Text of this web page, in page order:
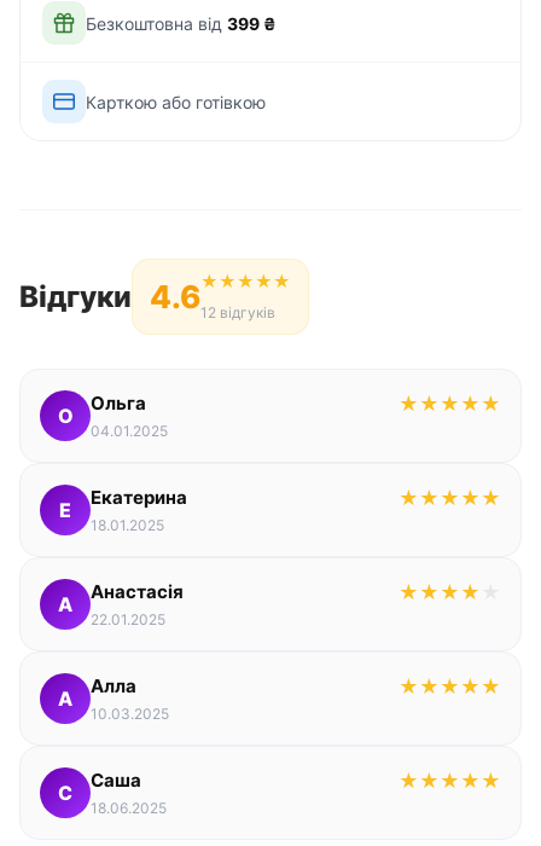
Безкоштовна від 399 ₴
Карткою або готівкою
Відгуки 4.6★★★★★
12 відгуків
О
Ольга ★ ★ ★ ★ ★
04.01.2025
Е
Екатерина ★ ★ ★ ★ ★
18.01.2025
А
Анастасія ★ ★ ★ ★
22.01.2025
А
Алла ★ ★ ★ ★ ★
10.03.2025
С
Саша ★ ★ ★ ★ ★
18.06.2025